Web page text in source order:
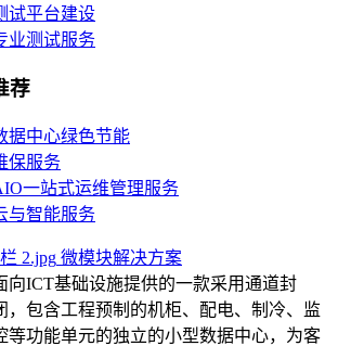
试平台建设
业测试服务
荐
据中心绿色节能
保服务
一站式运维管理服务
与智能服务
微模块解决方案
向ICT基础设施提供的一款采用通道封
，包含工程预制的机柜、配电、制冷、监
等功能单元的独立的小型数据中心，为客